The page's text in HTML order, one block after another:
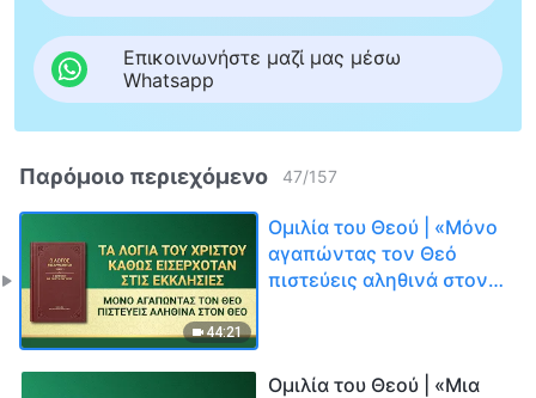
Επικοινωνήστε μαζί μας μέσω
Whatsapp
Παρόμοιο περιεχόμενο 47/157
44:21
Ομιλία του Θεού | «Μόνο
αγαπώντας τον Θεό
πιστεύεις αληθινά στον
Ομιλία του Θεού | «Μια